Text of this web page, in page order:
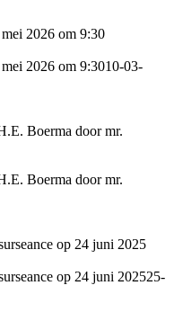
2026 om 9:30
2026 om 9:3010-03-
Boerma door mr.
Boerma door mr.
op 24 juni 2025
op 24 juni 202525-